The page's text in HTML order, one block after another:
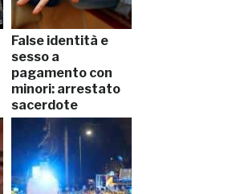
False identità e
sesso a
pagamento con
minori: arrestato
sacerdote